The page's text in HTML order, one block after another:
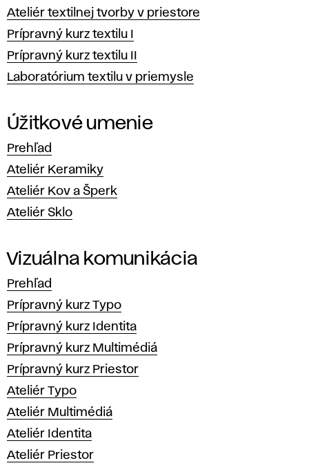
Ateliér textilnej tvorby v priestore
Prípravný kurz textilu I
Prípravný kurz textilu II
Laboratórium textilu v priemysle
Úžitkové umenie
Prehľad
Ateliér Keramiky
Ateliér Kov a Šperk
Ateliér Sklo
Vizuálna komunikácia
Prehľad
Prípravný kurz Typo
Prípravný kurz Identita
Prípravný kurz Multimédiá
Prípravný kurz Priestor
Ateliér Typo
Ateliér Multimédiá
Ateliér Identita
Ateliér Priestor